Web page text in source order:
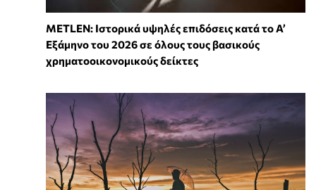
METLEN: Ιστορικά υψηλές επιδόσεις κατά το Α’
Εξάμηνο του 2026 σε όλους τους βασικούς
χρηματοοικονομικούς δείκτες